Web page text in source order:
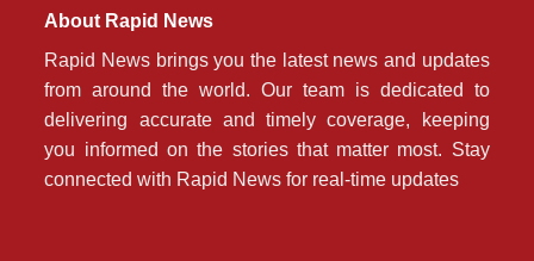
About Rapid News
Rapid News brings you the latest news and updates
from around the world. Our team is dedicated to
delivering accurate and timely coverage, keeping
you informed on the stories that matter most. Stay
connected with Rapid News for real-time updates